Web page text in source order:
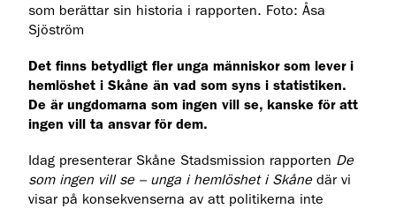
som berättar sin historia i rapporten. Foto: Åsa
Sjöström
Det finns betydligt fler unga människor som lever i
hemlöshet i Skåne än vad som syns i statistiken.
De är ungdomarna som ingen vill se, kanske för att
ingen vill ta ansvar för dem.
Idag presenterar Skåne Stadsmission rapporten De
som ingen vill se – unga i hemlöshet i Skåne där vi
visar på konsekvenserna av att politikerna inte